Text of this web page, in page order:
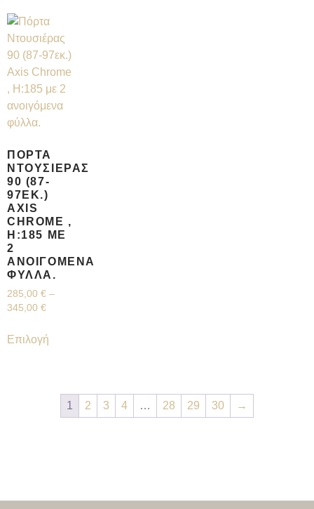
ΠΌΡΤΑ
ΝΤΟΥΣΙΈΡΑΣ
90 (87-
97ΕΚ.)
AXIS
CHROME ,
H:185 ΜΕ
2
ΑΝΟΙΓΌΜΕΝΑ
ΦΎΛΛΑ.
285,00 € –
345,00 €
Επιλογή
1 2 3 4 … 28 29 30 →